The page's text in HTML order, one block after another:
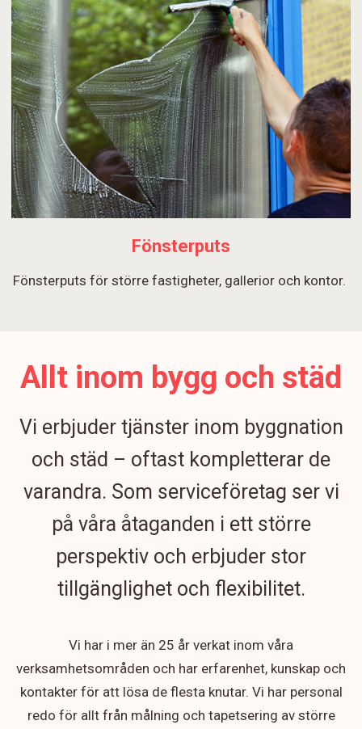
Fönsterputs
Fönsterputs för större fastigheter, gallerior och kontor.
Allt inom bygg och städ
Vi erbjuder tjänster inom byggnation
och städ – oftast kompletterar de
varandra. Som serviceföretag ser vi
på våra åtaganden i ett större
perspektiv och erbjuder stor
tillgänglighet och flexibilitet.
Vi har i mer än 25 år verkat inom våra
verksamhetsområden och har erfarenhet, kunskap och
kontakter för att lösa de flesta knutar. Vi har personal
redo för allt från målning och tapetsering av större